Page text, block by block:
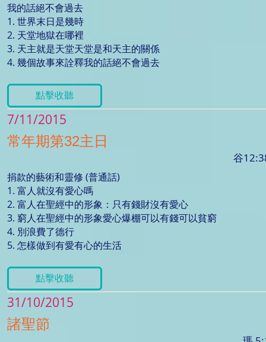
我的話絕不會過去
1. 世界末日是幾時
2. 天堂地獄在哪裡
3. 天主就是天堂天堂是和天主的關係
4. 幾個故事來詮釋我的話絕不會過去
點擊收聽
7/11/2015
常年期第32主日
谷
捐款的藝術和靈修 (普通話)
1. 富人就沒有愛心嗎
2. 富人在聖經中的形象：只有錢財沒有愛心
3. 窮人在聖經中的形象愛心爆棚可以有錢可以貧窮
4. 別浪費了德行
5. 怎樣做到有愛有心的生活
點擊收聽
31/10/2015
諸聖節